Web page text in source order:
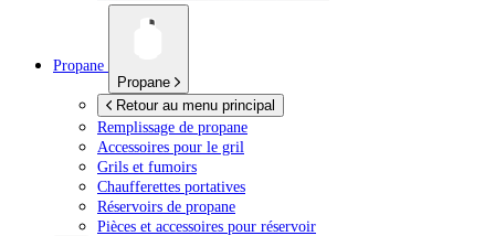
Propane
Propane
Retour au menu principal
Remplissage de propane
Accessoires pour le gril
Grils et fumoirs
Chaufferettes portatives
Réservoirs de propane
Pièces et accessoires pour réservoir